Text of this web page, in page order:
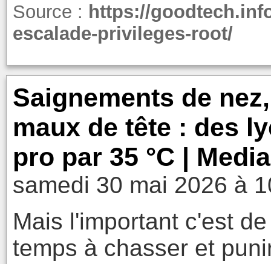
Source : https://
escalade-privileges-root/
Saignements de
maux de tête : des
pro par 35 °C |
samedi 30 mai 2026 à
Mais l'important c'est
temps à chasser et